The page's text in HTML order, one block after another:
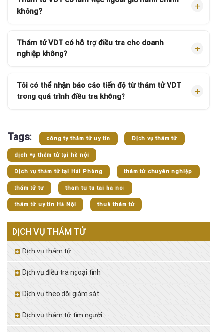
không?
Thám tử VDT có hỗ trợ điều tra cho doanh
nghiệp không?
Tôi có thể nhận báo cáo tiến độ từ thám tử VDT
trong quá trình điều tra không?
Tags: công ty thám tử uy tín Dịch vụ thám tử
dịch vụ thám tử tại hà nội
Dịch vụ thám tử tại Hải Phòng thám tử chuyên nghiệp
thám tử tư tham tu tu tai ha noi
thám tử uy tín Hà Nội thuê thám tử
DỊCH VỤ THÁM TỬ
Dịch vụ thám tử
Dịch vụ điều tra ngoại tình
Dịch vụ theo dõi giám sát
Dịch vụ thám tử tìm người